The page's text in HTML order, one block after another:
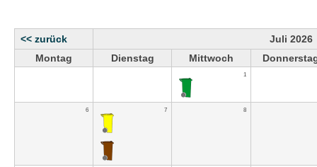
<< zurück
Juli 2026
Montag
Dienstag Mittwoch
1
6 7 8